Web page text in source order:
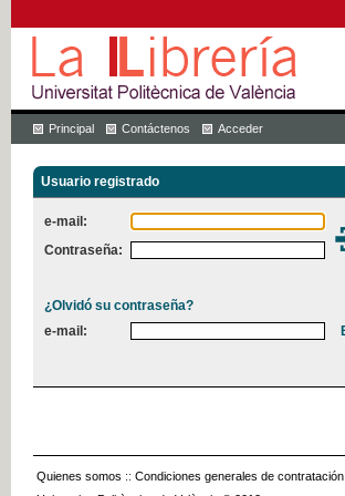
Principal Contáctenos Acceder
Usuario registrado
e-mail:
Contraseña:
¿Olvidó su contraseña?
e-mail:
Quienes somos :: Condiciones generales de contratación